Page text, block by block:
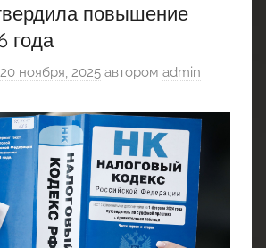
повышение
года
20 ноября, 2025 автором admin